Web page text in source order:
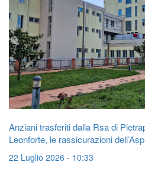
Anziani trasferiti dalla Rsa di
Leonforte, le rassicurazioni dell’Asp
22 Luglio 2026 - 10:33